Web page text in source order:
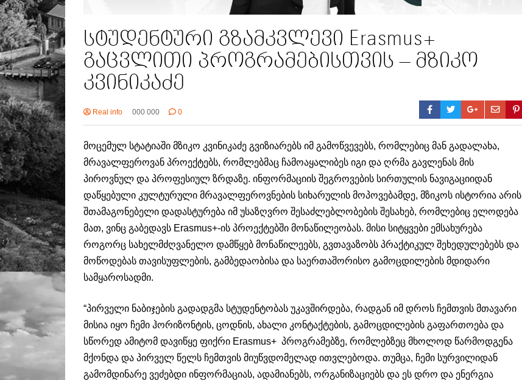
სტუდენტური გზამკვლევი Erasmus+
გაცვლითი პროგრამებისთვის – მზიკო
კვინიკაძე
Real info 000 000 0
მოცემულ სტატიაში მზიკო კვინიკაძე გვიზიარებს იმ გამოწვევებს, რომლებიც მან გადალახა,
მრავალფეროვან პროექტებს, რომლებმაც ჩამოაყალიბეს იგი და ღრმა გავლენას მის
პიროვნულ და პროფესიულ ზრდაზე. ინფორმაციის შეგროვების სირთულის ნავიგაციიდან
დაწყებული კულტურული მრავალფეროვნების სიხარულის მოპოვებამდე, მზიკოს ისტორია არის
შთამაგონებელი დადასტურება იმ უსაზღვრო შესაძლებლობების შესახებ, რომლებიც ელოდება
მათ, ვინც გაბედავს Erasmus+-ის პროექტებში მონაწილეობას. მისი სიტყვები ემსახურება
როგორც სახელმძღვანელო დამწყებ მონაწილეებს, გვთავაზობს პრაქტიკულ შეხედულებებს და
მოწოდებას თავისუფლების, გამბედაობისა და საერთაშორისო გამოცდილების მდიდარი
სამყაროსადმი.
“პირველი ნაბიჯების გადადგმა სტუდენტობას უკავშირდება, რადგან იმ დროს ჩემთვის მთავარი
მისია იყო ჩემი ჰორიზონტის, ცოდნის, ახალი კონტაქტების, გამოცდილების გაფართოება და
სწორედ ამიტომ დავიწყე ფიქრი Erasmus+ პროგრამებზე, რომლებზეც მხოლოდ წარმოდგენა
მქონდა და პირველ წელს ჩემთვის მიუწვდომელად ითვლებოდა. თუმცა, ჩემი სურვილიდან
გამომდინარე ვეძებდი ინფორმაციას, ადამიანებს, ორგანიზაციებს და ეს დრო და ენერგია